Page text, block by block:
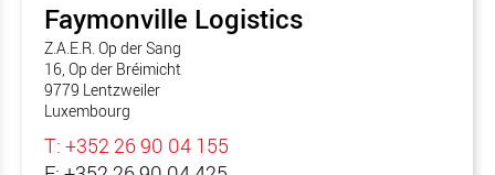
Faymonville Logistics
Z.A.E.R. Op der Sang
16, Op der Bréimicht
9779 Lentzweiler
Luxembourg
T: +352 26 90 04 155